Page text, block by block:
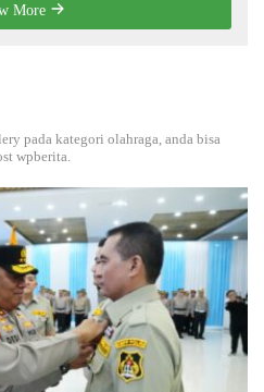
More
pada kategori olahraga, anda bisa
wpberita.